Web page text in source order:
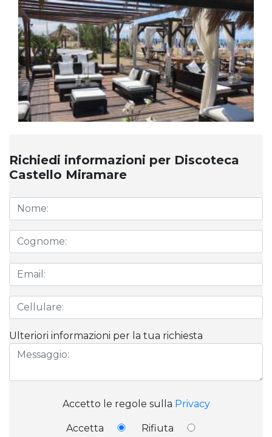
Richiedi informazioni per Discoteca
Castello Miramare
Ulteriori informazioni per la tua richiesta
Accetto le regole sulla Privacy
Accetta Rifiuta